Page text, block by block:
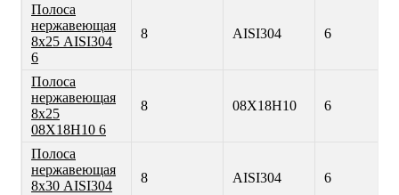
Полоса
нержавеющая
8х25 AISI304
6
8 AISI304 6
Полоса
нержавеющая
8х25
08Х18Н10 6
8 08Х18Н10 6
Полоса
нержавеющая
8х30 AISI304
8 AISI304 6